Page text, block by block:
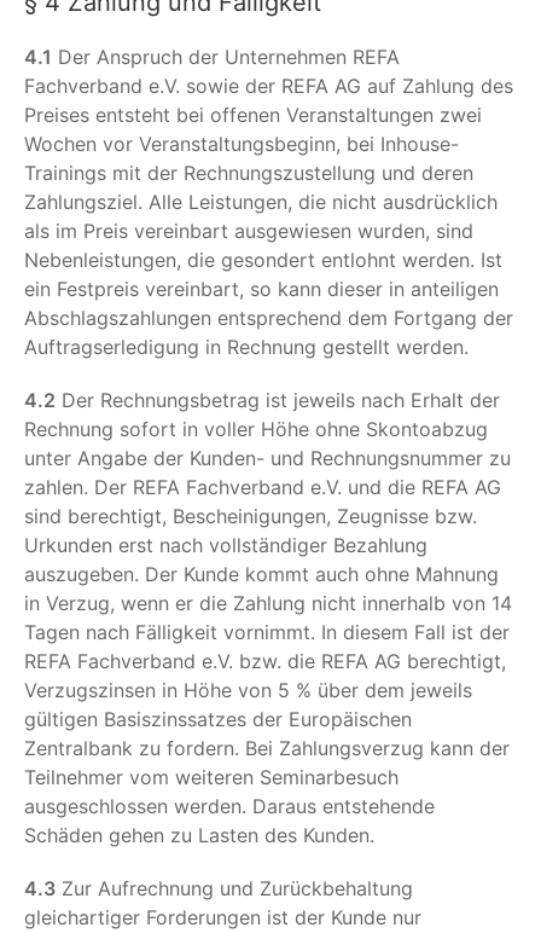
4.1 Der Anspruch der Unternehmen REFA
Fachverband e.V. sowie der REFA AG auf Zahlung des
Preises entsteht bei offenen Veranstaltungen zwei
Wochen vor Veranstaltungsbeginn, bei Inhouse-
Trainings mit der Rechnungszustellung und deren
Zahlungsziel. Alle Leistungen, die nicht ausdrücklich
als im Preis vereinbart ausgewiesen wurden, sind
Nebenleistungen, die gesondert entlohnt werden. Ist
ein Festpreis vereinbart, so kann dieser in anteiligen
Abschlagszahlungen entsprechend dem Fortgang der
Auftragserledigung in Rechnung gestellt werden.
4.2 Der Rechnungsbetrag ist jeweils nach Erhalt der
Rechnung sofort in voller Höhe ohne Skontoabzug
unter Angabe der Kunden- und Rechnungsnummer zu
zahlen. Der REFA Fachverband e.V. und die REFA AG
sind berechtigt, Bescheinigungen, Zeugnisse bzw.
Urkunden erst nach vollständiger Bezahlung
auszugeben. Der Kunde kommt auch ohne Mahnung
in Verzug, wenn er die Zahlung nicht innerhalb von 14
Tagen nach Fälligkeit vornimmt. In diesem Fall ist der
REFA Fachverband e.V. bzw. die REFA AG berechtigt,
Verzugszinsen in Höhe von 5 % über dem jeweils
gültigen Basiszinssatzes der Europäischen
Zentralbank zu fordern. Bei Zahlungsverzug kann der
Teilnehmer vom weiteren Seminarbesuch
ausgeschlossen werden. Daraus entstehende
Schäden gehen zu Lasten des Kunden.
4.3 Zur Aufrechnung und Zurückbehaltung
gleichartiger Forderungen ist der Kunde nur